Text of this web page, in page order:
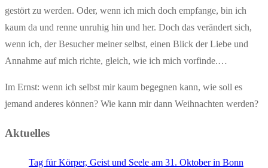
gestört zu werden. Oder, wenn ich mich doch empfange, bin ich
kaum da und renne unruhig hin und her. Doch das verändert sich,
wenn ich, der Besucher meiner selbst, einen Blick der Liebe und
Annahme auf mich richte, gleich, wie ich mich vorfinde.…
Im Ernst: wenn ich selbst mir kaum begegnen kann, wie soll es
jemand anderes können? Wie kann mir dann Weihnachten werden?
Aktuelles
Tag für Körper, Geist und Seele am 31. Oktober in Bonn